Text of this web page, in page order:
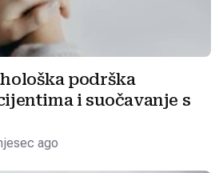
podrška
i suočavanje s
ago